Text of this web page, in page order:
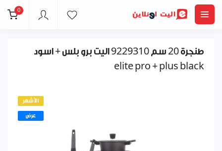
0
طنجرة 20 سم 9229310 اليت برو بلس + اسود
elite pro + plus black
الأشهر
عرض